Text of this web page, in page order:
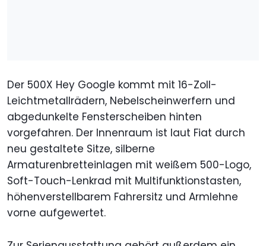
Der 500X Hey Google kommt mit 16-Zoll-
Leichtmetallrädern, Nebelscheinwerfern und
abgedunkelte Fensterscheiben hinten
vorgefahren. Der Innenraum ist laut Fiat durch
neu gestaltete Sitze, silberne
Armaturenbretteinlagen mit weißem 500-Logo,
Soft-Touch-Lenkrad mit Multifunktionstasten,
höhenverstellbarem Fahrersitz und Armlehne
vorne aufgewertet.